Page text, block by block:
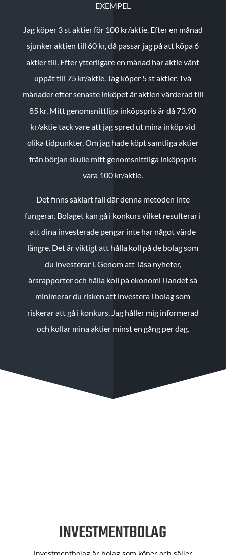
EXEMPEL
Jag köper 3 st aktier för 100 kr/aktie. Efter en månad
sjunker aktien till 60 kr, då passar jag på att köpa 6
aktier till. Efter ytterligare en månad har aktie vänt
uppåt till 75 kr/aktie. Jag köper 5 st aktier.Två
månader efter senaste inköpet är aktien värderad till
85 kr. Mitt genomsnittliga inköpspris är då 73.90
kr/aktie tack vare att jag spred ut mina inköp vid
olika tidpunkter. Om jag hade köpt samtliga aktier
från början skulle mitt genomsnittliga inköpspris
vara 100 kr/aktie.
Det finns såklart fall där denna metoden inte
fungerar. Bolaget kan gå i konkurs vilket resulterar i
att dina investerade pengar inte har något värde
längre. Det är viktigt att hålla koll på de bolag som
du investerar i. Genom att läsa nyheter,
årsrapporter och hålla koll på ekonomi i landet så
minimerar du risken att investera i bolag som
riskerar att gå i konkurs. Jag håller mig informerad
och kollar mina aktier minst en gång per dag.
INVESTMENTBOLAG